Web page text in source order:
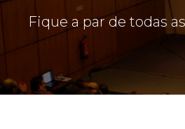
Fique a par de todas